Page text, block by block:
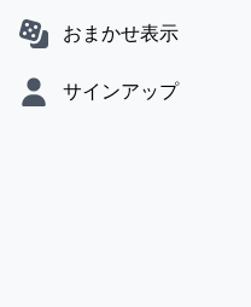
おまかせ表示
サインアップ